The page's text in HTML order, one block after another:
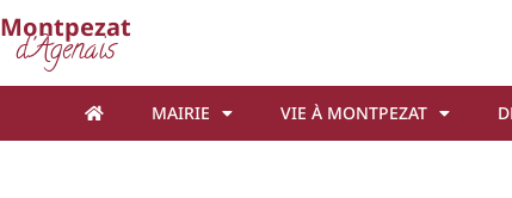
Montpezat
d'Agenais
MAIRIE VIE À MONTPEZAT
Cookies management panel